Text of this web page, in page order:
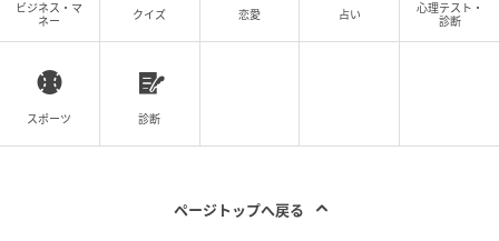
ビジネス・マ
ネー
クイズ 恋愛 占い
心理テスト・
診断
スポーツ 診断
ページトップへ戻る